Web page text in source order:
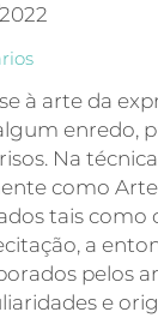
à arte da
enredo,
Na
como
tais como
a
pelos
e